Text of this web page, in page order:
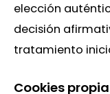
elección
decisión
tratamiento
Cookies